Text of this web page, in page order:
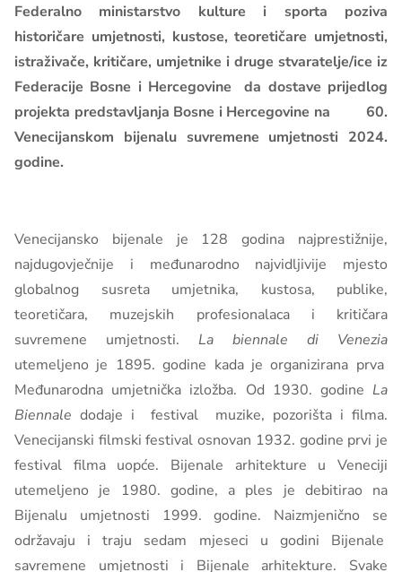
Federalno ministarstvo kulture i sporta poziva
historičare umjetnosti, kustose, teoretičare umjetnosti,
istraživače, kritičare, umjetnike i druge stvaratelje/ice iz
Federacije Bosne i Hercegovine da dostave prijedlog
projekta predstavljanja Bosne i Hercegovine na 60.
Venecijanskom bijenalu suvremene umjetnosti 2024.
godine.
Venecijansko bijenale je 128 godina najprestižnije,
najdugovječnije i međunarodno najvidljivije mjesto
globalnog susreta umjetnika, kustosa, publike,
teoretičara, muzejskih profesionalaca i kritičara
suvremene umjetnosti. La biennale di Venezia
utemeljeno je 1895. godine kada je organizirana prva
Međunarodna umjetnička izložba. Od 1930. godine La
Biennale dodaje i festival muzike, pozorišta i filma.
Venecijanski filmski festival osnovan 1932. godine prvi je
festival filma uopće. Bijenale arhitekture u Veneciji
utemeljeno je 1980. godine, a ples je debitirao na
Bijenalu umjetnosti 1999. godine. Naizmjenično se
održavaju i traju sedam mjeseci u godini Bijenale
savremene umjetnosti i Bijenale arhitekture. Svake